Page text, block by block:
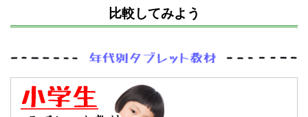
比較してみよう